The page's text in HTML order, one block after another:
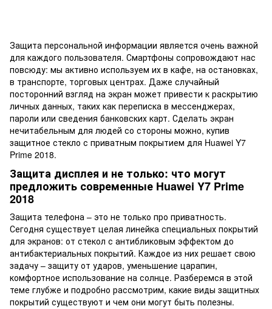
Защита персональной информации является очень важной
для каждого пользователя. Смартфоны сопровождают нас
повсюду: мы активно используем их в кафе, на остановках,
в транспорте, торговых центрах. Даже случайный
посторонний взгляд на экран может привести к раскрытию
личных данных, таких как переписка в мессенджерах,
пароли или сведения банковских карт. Сделать экран
нечитабельным для людей со стороны можно, купив
защитное стекло с приватным покрытием для Huawei Y7
Prime 2018.
Защита дисплея и не только: что могут
предложить современные Huawei Y7 Prime
2018
Защита телефона – это не только про приватность.
Сегодня существует целая линейка специальных покрытий
для экранов: от стекол с антибликовым эффектом до
антибактериальных покрытий. Каждое из них решает свою
задачу – защиту от ударов, уменьшение царапин,
комфортное использование на солнце. Разберемся в этой
теме глубже и подробно рассмотрим, какие виды защитных
покрытий существуют и чем они могут быть полезны.